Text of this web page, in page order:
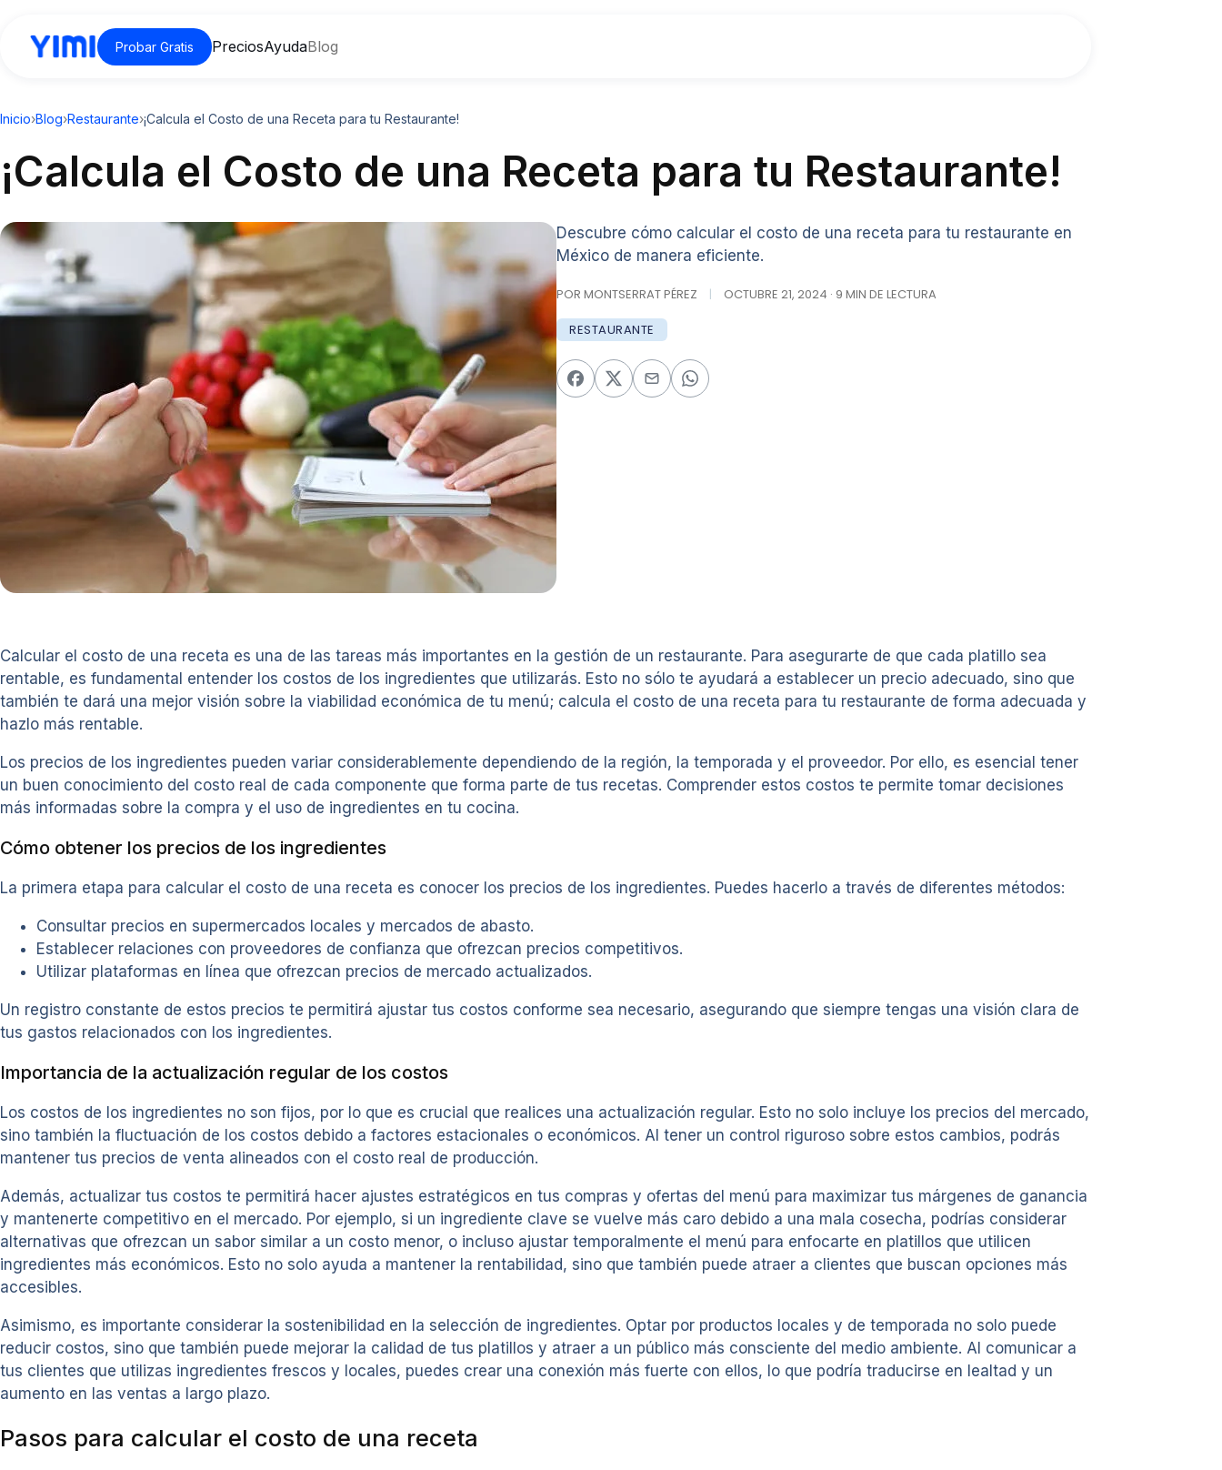
Probar Gratis PreciosAyudaBlog
Inicio›Blog›Restaurante›¡Calcula el Costo de una Receta para tu Restaurante!
¡Calcula el Costo de una Receta para tu Restaurante!
Descubre cómo calcular el costo de una receta para tu restaurante en
México de manera eficiente.
POR MONTSERRAT PÉREZ | OCTUBRE 21, 2024 · 9 MIN DE LECTURA
RESTAURANTE
Calcular el costo de una receta es una de las tareas más importantes en la gestión de un restaurante. Para asegurarte de que cada platillo sea
rentable, es fundamental entender los costos de los ingredientes que utilizarás. Esto no sólo te ayudará a establecer un precio adecuado, sino que
también te dará una mejor visión sobre la viabilidad económica de tu menú; calcula el costo de una receta para tu restaurante de forma adecuada y
hazlo más rentable.
Los precios de los ingredientes pueden variar considerablemente dependiendo de la región, la temporada y el proveedor. Por ello, es esencial tener
un buen conocimiento del costo real de cada componente que forma parte de tus recetas. Comprender estos costos te permite tomar decisiones
más informadas sobre la compra y el uso de ingredientes en tu cocina.
Cómo obtener los precios de los ingredientes
La primera etapa para calcular el costo de una receta es conocer los precios de los ingredientes. Puedes hacerlo a través de diferentes métodos:
Consultar precios en supermercados locales y mercados de abasto.
Establecer relaciones con proveedores de confianza que ofrezcan precios competitivos.
Utilizar plataformas en línea que ofrezcan precios de mercado actualizados.
Un registro constante de estos precios te permitirá ajustar tus costos conforme sea necesario, asegurando que siempre tengas una visión clara de
tus gastos relacionados con los ingredientes.
Importancia de la actualización regular de los costos
Los costos de los ingredientes no son fijos, por lo que es crucial que realices una actualización regular. Esto no solo incluye los precios del mercado,
sino también la fluctuación de los costos debido a factores estacionales o económicos. Al tener un control riguroso sobre estos cambios, podrás
mantener tus precios de venta alineados con el costo real de producción.
Además, actualizar tus costos te permitirá hacer ajustes estratégicos en tus compras y ofertas del menú para maximizar tus márgenes de ganancia
y mantenerte competitivo en el mercado. Por ejemplo, si un ingrediente clave se vuelve más caro debido a una mala cosecha, podrías considerar
alternativas que ofrezcan un sabor similar a un costo menor, o incluso ajustar temporalmente el menú para enfocarte en platillos que utilicen
ingredientes más económicos. Esto no solo ayuda a mantener la rentabilidad, sino que también puede atraer a clientes que buscan opciones más
accesibles.
Asimismo, es importante considerar la sostenibilidad en la selección de ingredientes. Optar por productos locales y de temporada no solo puede
reducir costos, sino que también puede mejorar la calidad de tus platillos y atraer a un público más consciente del medio ambiente. Al comunicar a
tus clientes que utilizas ingredientes frescos y locales, puedes crear una conexión más fuerte con ellos, lo que podría traducirse en lealtad y un
aumento en las ventas a largo plazo.
Pasos para calcular el costo de una receta